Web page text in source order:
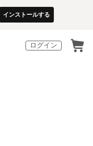
インストールする
ログイン